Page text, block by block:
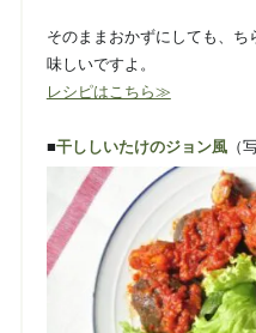
そのままおかずにしても、
味しいですよ。
レシピはこちら≫
■干ししいたけのジョン風（